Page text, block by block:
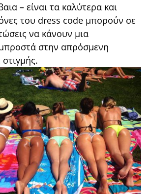
– είναι τα καλύτερα και
του dress code μπορούν σε
να κάνουν μια
στην απρόσμενη